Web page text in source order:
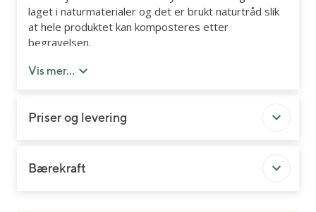
laget i naturmaterialer og det er brukt naturtråd slik
at hele produktet kan komposteres etter
begravelsen.
Du kan legge til kort og bånd med personlig hilsen
Vis mer...
Priser og levering
Bærekraft